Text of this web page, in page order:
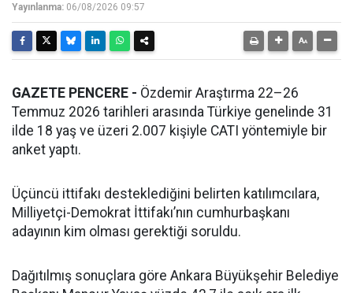
Yayınlanma: 06/08/2026 09:57
GAZETE PENCERE - Özdemir Araştırma 22–26
Temmuz 2026 tarihleri arasında Türkiye genelinde 31
ilde 18 yaş ve üzeri 2.007 kişiyle CATI yöntemiyle bir
anket yaptı.
Üçüncü ittifakı desteklediğini belirten katılımcılara,
Milliyetçi-Demokrat İttifakı’nın cumhurbaşkanı
adayının kim olması gerektiği soruldu.
Dağıtılmış sonuçlara göre Ankara Büyükşehir Belediye